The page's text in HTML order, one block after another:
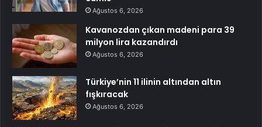
Ağustos 6, 2026
Kavanozdan çıkan madeni para 39
milyon lira kazandırdı
Ağustos 6, 2026
Türkiye’nin 11 ilinin altından altın
fışkıracak
Ağustos 6, 2026